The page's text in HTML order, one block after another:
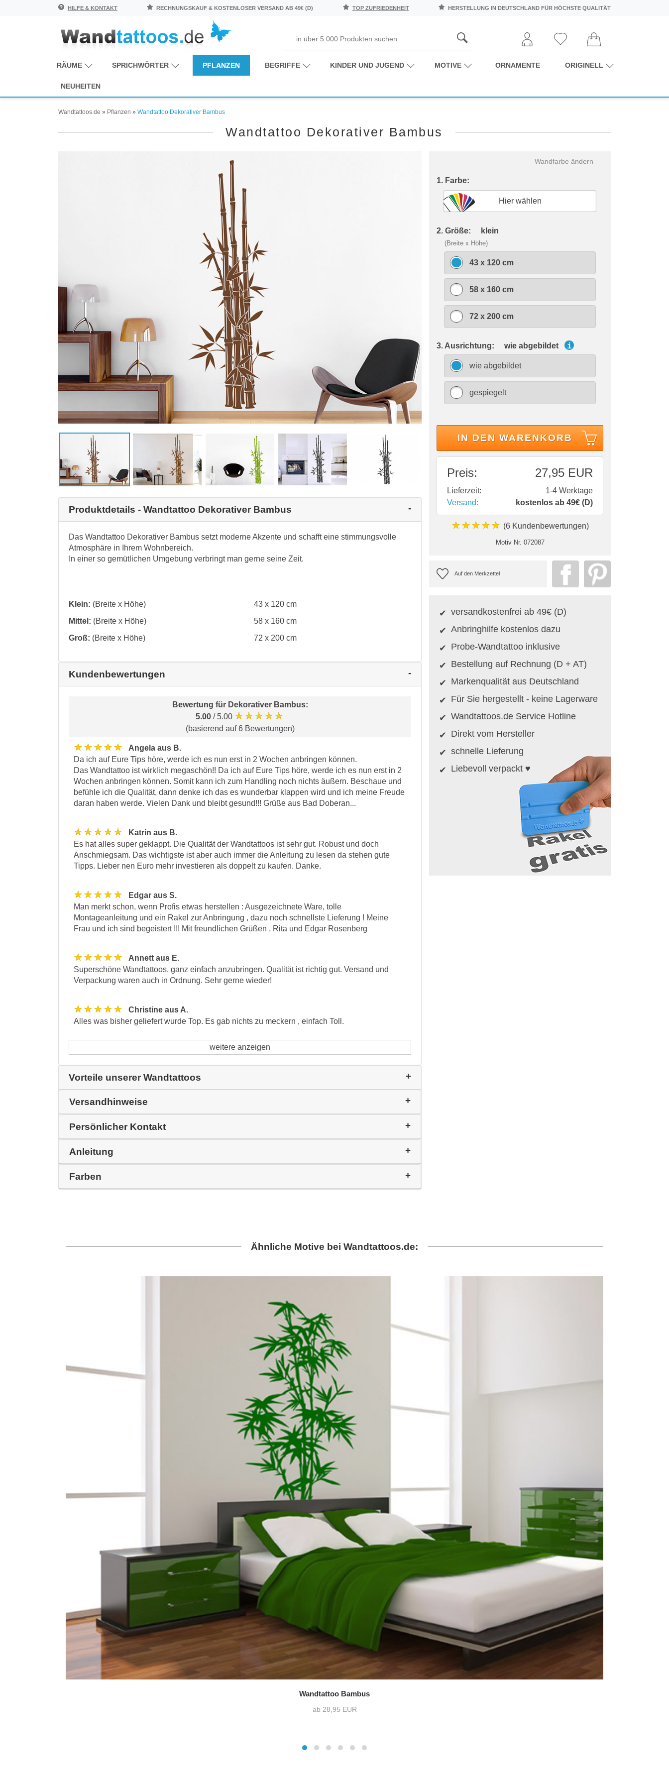
HILFE & KONTAKT RECHNUNGSKAUF & KOSTENLOSER VERSAND AB 49€ (D) TOP ZUFRIEDENHEIT HERSTELLUNG IN DEUTSCHLAND FÜR HÖCHSTE QUALITÄT
RÄUME SPRICHWÖRTER PFLANZEN BEGRIFFE KINDER UND JUGEND MOTIVE ORNAMENTE ORIGINELL
NEUHEITEN
Wandtattoos.de » Pflanzen » Wandtattoo Dekorativer Bambus
Wandtattoo Dekorativer Bambus
Produktdetails - Wandtattoo Dekorativer Bambus
Das Wandtattoo Dekorativer Bambus setzt moderne Akzente und schafft eine stimmungsvolle
Atmosphäre in Ihrem Wohnbereich.
In einer so gemütlichen Umgebung verbringt man gerne seine Zeit.
Klein: (Breite x Höhe)
43 x 120 cm
Mittel: (Breite x Höhe)
58 x 160 cm
Groß: (Breite x Höhe) 72 x 200 cm
Kundenbewertungen
Bewertung für Dekorativer Bambus:
5.00 / 5.00 ★★★★★
(basierend auf 6 Bewertungen)
★★★★★
Angela aus B.
Da ich auf Eure Tips höre, werde ich es nun erst in 2 Wochen anbringen können.
Das Wandtattoo ist wirklich megaschön!! Da ich auf Eure Tips höre, werde ich es nun erst in 2
Wochen anbringen können. Somit kann ich zum Handling noch nichts äußern. Beschaue und
befühle ich die Qualität, dann denke ich das es wunderbar klappen wird und ich meine Freude
daran haben werde. Vielen Dank und bleibt gesund!!! Grüße aus Bad Doberan...
★★★★★
Katrin aus B.
Es hat alles super geklappt. Die Qualität der Wandtattoos ist sehr gut. Robust und doch
Anschmiegsam. Das wichtigste ist aber auch immer die Anleitung zu lesen da stehen gute
Tipps. Lieber nen Euro mehr investieren als doppelt zu kaufen. Danke.
★★★★★
Edgar aus S.
Man merkt schon, wenn Profis etwas herstellen : Ausgezeichnete Ware, tolle
Montageanleitung und ein Rakel zur Anbringung , dazu noch schnellste Lieferung ! Meine
Frau und ich sind begeistert !!! Mit freundlichen Grüßen , Rita und Edgar Rosenberg
★★★★★
Annett aus E.
Superschöne Wandtattoos, ganz einfach anzubringen. Qualität ist richtig gut. Versand und
Verpackung waren auch in Ordnung. Sehr gerne wieder!
★★★★★
Christine aus A.
Alles was bisher geliefert wurde Top. Es gab nichts zu meckern , einfach Toll.
weitere anzeigen
Vorteile unserer Wandtattoos
Versandhinweise
Persönlicher Kontakt
Anleitung
Farben
Wandfarbe ändern
1. Farbe:
Hier wählen
2. Größe: klein
(Breite x Höhe)
43 x 120 cm
58 x 160 cm
72 x 200 cm
3. Ausrichtung: wie abgebildet i
wie abgebildet
gespiegelt
IN DEN WARENKORB
Preis: 27,95 EUR
Lieferzeit:
1-4 Werktage
Versand:
kostenlos ab 49€ (D)
★★★★★ (6 Kundenbewertungen)
Motiv Nr. 072087
versandkostenfrei ab 49€ (D)
Anbringhilfe kostenlos dazu
Probe-Wandtattoo inklusive
Bestellung auf Rechnung (D + AT)
Markenqualität aus Deutschland
Für Sie hergestellt - keine Lagerware
Wandtattoos.de Service Hotline
Direkt vom Hersteller
schnelle Lieferung
Liebevoll verpackt ♥
Ähnliche Motive bei Wandtattoos.de:
Wandtattoo Bambus
ab 28,95 EUR